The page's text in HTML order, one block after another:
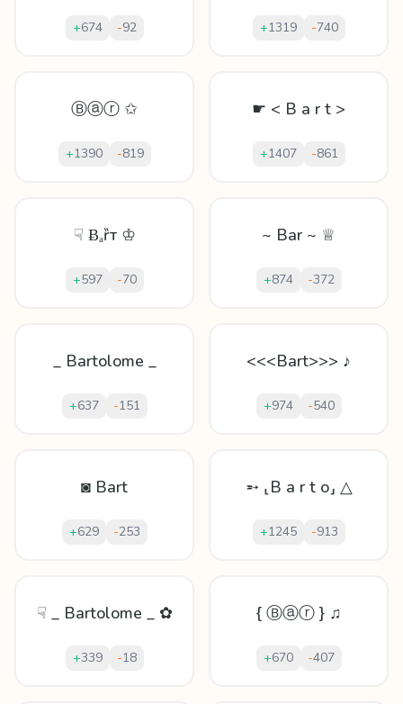
+674 -92 +1319 -740
Ⓑⓐⓡ ✩
+1390 -819
☛ < B a r t >
+1407 -861
☟ Ƀₐȑт ♔
+597 -70
~ Bar ~ ♕
+874 -372
_ Bartolome _
+637 -151
<<<Bart>>> ♪
+974 -540
◙ Bart
+629 -253
➵ ⸤B a r t o⸥ △
+1245 -913
☟ _ Bartolome _ ✿
+339 -18
{ Ⓑⓐⓡ } ♫
+670 -407